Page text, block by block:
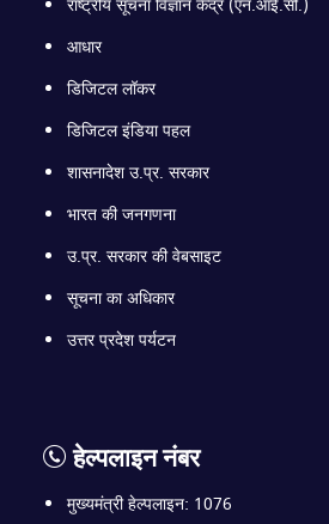
राष्ट्रीय सूचना विज्ञान केंद्र (एन.आई.सी.)
आधार
डिजिटल लॉकर
डिजिटल इंडिया पहल
शासनादेश उ.प्र. सरकार
भारत की जनगणना
उ.प्र. सरकार की वेबसाइट
सूचना का अधिकार
उत्तर प्रदेश पर्यटन
हेल्पलाइन नंबर
मुख्यमंत्री हेल्पलाइन: 1076